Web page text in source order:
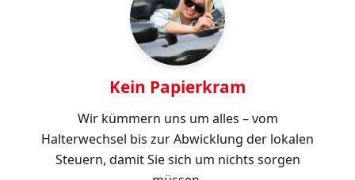
Kein Papierkram
Wir kümmern uns um alles – vom
Halterwechsel bis zur Abwicklung der lokalen
Steuern, damit Sie sich um nichts sorgen